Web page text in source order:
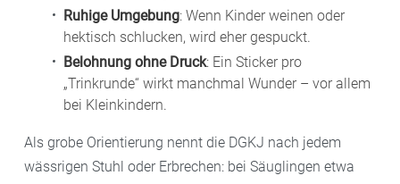
Ruhige Umgebung: Wenn Kinder weinen oder
hektisch schlucken, wird eher gespuckt.
Belohnung ohne Druck: Ein Sticker pro
„Trinkrunde“ wirkt manchmal Wunder – vor allem
bei Kleinkindern.
Als grobe Orientierung nennt die DGKJ nach jedem
wässrigen Stuhl oder Erbrechen: bei Säuglingen etwa